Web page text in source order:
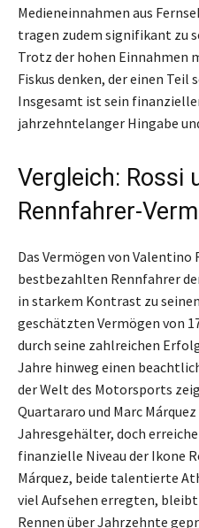
Medieneinnahmen aus
tragen zudem signifikant zu
Trotz der hohen Einnahmen
Fiskus denken, der einen
Insgesamt ist sein
jahrzehntelanger Hingabe
Vergleich: Rossi
Rennfahrer-
Das Vermögen von Valentino
bestbezahlten Rennfahrer
in starkem Kontrast zu
geschätzten Vermögen von
durch seine zahlreichen
Jahre hinweg einen
der Welt des Motorsports
Quartararo und Marc
Jahresgehälter, doch
finanzielle Niveau der Ikone
Márquez, beide talentierte
viel Aufsehen erregten, bleibt
Rennen über Jahrzehnte